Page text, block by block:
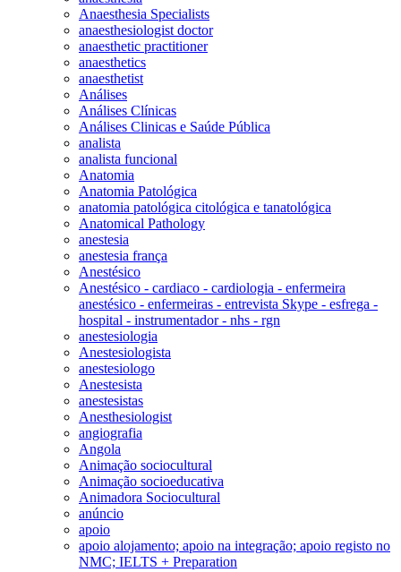
Anaesthesia Specialists
anaesthesiologist doctor
anaesthetic practitioner
anaesthetics
anaesthetist
Análises
Análises Clínicas
Análises Clinicas e Saúde Pública
analista
analista funcional
Anatomia
Anatomia Patológica
anatomia patológica citológica e tanatológica
Anatomical Pathology
anestesia
anestesia frança
Anestésico
Anestésico - cardiaco - cardiologia - enfermeira
anestésico - enfermeiras - entrevista Skype - esfrega -
hospital - instrumentador - nhs - rgn
anestesiologia
Anestesiologista
anestesiologo
Anestesista
anestesistas
Anesthesiologist
angiografia
Angola
Animação sociocultural
Animação socioeducativa
Animadora Sociocultural
anúncio
apoio
apoio alojamento; apoio na integração; apoio registo no
NMC; IELTS + Preparation